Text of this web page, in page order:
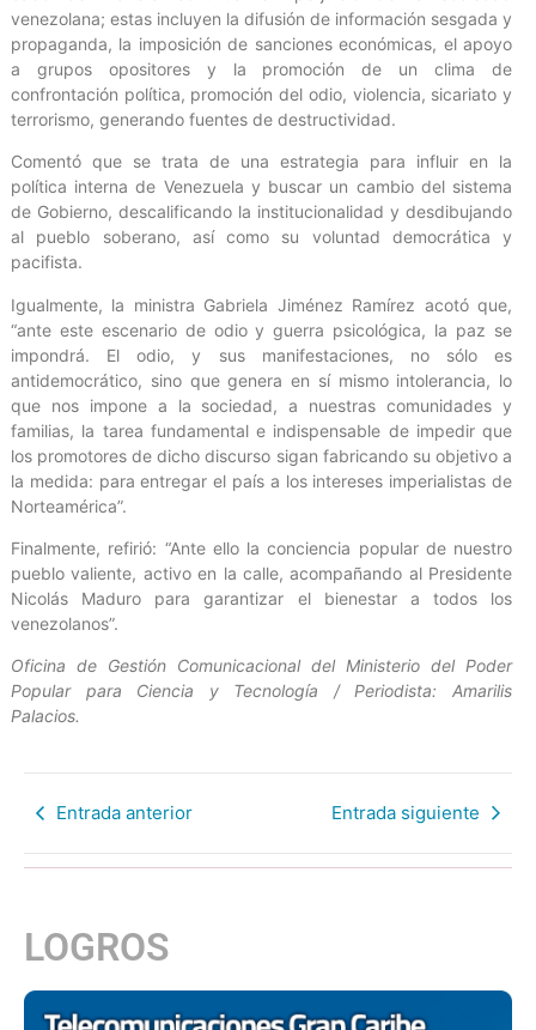
venezolana; estas incluyen la difusión de información sesgada y
propaganda, la imposición de sanciones económicas, el apoyo
a grupos opositores y la promoción de un clima de
confrontación política, promoción del odio, violencia, sicariato y
terrorismo, generando fuentes de destructividad.
Comentó que se trata de una estrategia para influir en la
política interna de Venezuela y buscar un cambio del sistema
de Gobierno, descalificando la institucionalidad y desdibujando
al pueblo soberano, así como su voluntad democrática y
pacifista.
Igualmente, la ministra Gabriela Jiménez Ramírez acotó que,
“ante este escenario de odio y guerra psicológica, la paz se
impondrá. El odio, y sus manifestaciones, no sólo es
antidemocrático, sino que genera en sí mismo intolerancia, lo
que nos impone a la sociedad, a nuestras comunidades y
familias, la tarea fundamental e indispensable de impedir que
los promotores de dicho discurso sigan fabricando su objetivo a
la medida: para entregar el país a los intereses imperialistas de
Norteamérica”.
Finalmente, refirió: “Ante ello la conciencia popular de nuestro
pueblo valiente, activo en la calle, acompañando al Presidente
Nicolás Maduro para garantizar el bienestar a todos los
venezolanos”.
Oficina de Gestión Comunicacional del Ministerio del Poder
Popular para Ciencia y Tecnología / Periodista: Amarilis
Palacios.
Entrada anterior Entrada siguiente
LOGROS